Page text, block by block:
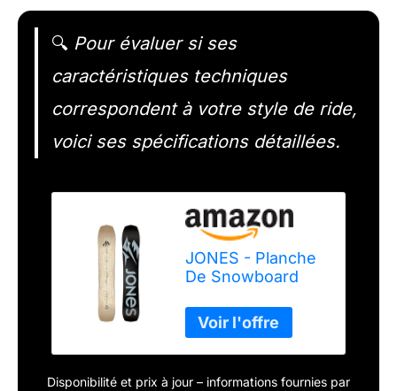
🔍 Pour évaluer si ses
caractéristiques techniques
correspondent à votre style de ride,
voici ses spécifications détaillées.
JONES - Planche
De Snowboard
Homme - Homme
- Taille 158 -
Marron
Disponibilité et prix à jour – informations fournies par